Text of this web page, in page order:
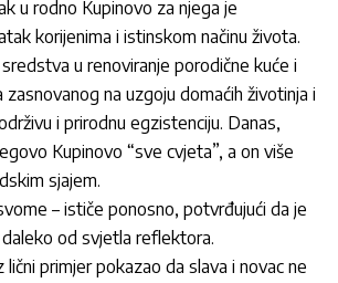
u rodno Kupinovo za njega je
korijenima i istinskom načinu života.
u renoviranje porodične kuće i
na uzgoju domaćih životinja i
i prirodnu egzistenciju. Danas,
Kupinovo “sve cvjeta”, a on više
sjajem.
– ističe ponosno, potvrđujući da je
od svjetla reflektora.
lični primjer pokazao da slava i novac ne